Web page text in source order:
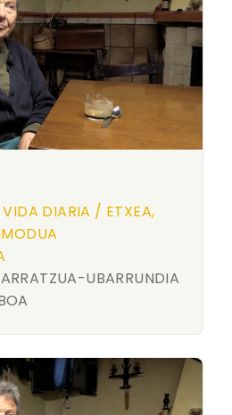
DIARIA / ETXEA,
ARRATZUA-UBARRUNDIA